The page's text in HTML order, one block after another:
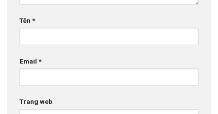
Tên *
Email *
Trang web